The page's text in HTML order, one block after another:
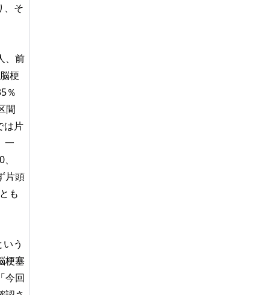
、そ
、前
梗
％
間
は片
一
片頭
も
う
梗塞
今回